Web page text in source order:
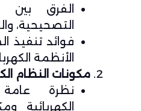
الفرق بين
التصحيحية،
فوائد تنفيذ
الأنظمة
مكونات النظام
نظرة
الكهربائية